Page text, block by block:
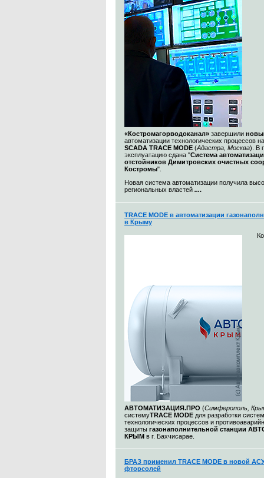
«Костромагорводоканал» завершили
автоматизации технологических процессов
SCADA TRACE MODE (Адастра, Москва). В
эксплуатацию сдана "Система
отстойников Димитровских очистных
Костромы".
Новая система автоматизации получила
региональных властей ....
TRACE MODE в автоматизации
в Крыму
АВТОМАТИЗАЦИЯ.ПРО (Симферополь,
системуTRACE MODE для разработки
технологических процессов и
защиты газонаполнительной станции
КРЫМ в г. Бахчисарае.
БРАЗ применил TRACE MODE в новой
фторсолей